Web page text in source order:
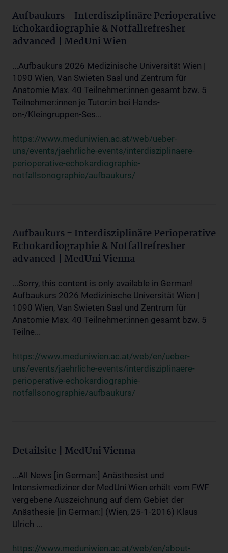
Aufbaukurs - Interdisziplinäre Perioperative
Echokardiographie & Notfallrefresher
advanced | MedUni Wien
...Aufbaukurs 2026 Medizinische Universität Wien |
1090 Wien, Van Swieten Saal und Zentrum für
Anatomie Max. 40 Teilnehmer:innen gesamt bzw. 5
Teilnehmer:innen je Tutor:in bei Hands-
on-/Kleingruppen-Ses...
https://www.meduniwien.ac.at/web/ueber-
uns/events/jaehrliche-events/interdisziplinaere-
perioperative-echokardiographie-
notfallsonographie/aufbaukurs/
Aufbaukurs - Interdisziplinäre Perioperative
Echokardiographie & Notfallrefresher
advanced | MedUni Vienna
...Sorry, this content is only available in German!
Aufbaukurs 2026 Medizinische Universität Wien |
1090 Wien, Van Swieten Saal und Zentrum für
Anatomie Max. 40 Teilnehmer:innen gesamt bzw. 5
Teilne...
https://www.meduniwien.ac.at/web/en/ueber-
uns/events/jaehrliche-events/interdisziplinaere-
perioperative-echokardiographie-
notfallsonographie/aufbaukurs/
Detailsite | MedUni Vienna
...All News [in German:] Anästhesist und
Intensivmediziner der MedUni Wien erhält vom FWF
vergebene Auszeichnung auf dem Gebiet der
Anästhesie [in German:] (Wien, 25-1-2016) Klaus
Ulrich ...
https://www.meduniwien.ac.at/web/en/about-